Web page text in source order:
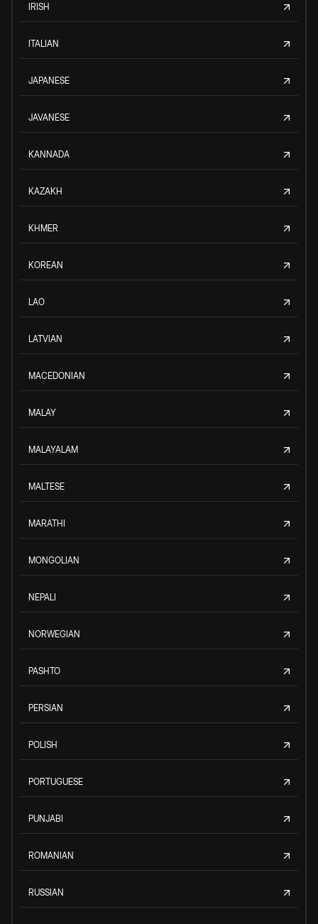
IRISH
ITALIAN
JAPANESE
JAVANESE
KANNADA
KAZAKH
KHMER
KOREAN
LAO
LATVIAN
MACEDONIAN
MALAY
MALAYALAM
MALTESE
MARATHI
MONGOLIAN
NEPALI
NORWEGIAN
PASHTO
PERSIAN
POLISH
PORTUGUESE
PUNJABI
ROMANIAN
RUSSIAN